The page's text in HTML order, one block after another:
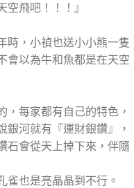
空飛吧！！！』
時，小禎也送小小熊一隻
會以為牛和魚都是在天空
，每家都有自己的特色，
銀河就有『運財銀鑽』，
石會從天上掉下來，伴隨
雀也是亮晶晶到不行。